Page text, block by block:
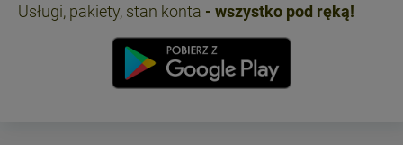
Usługi, pakiety, stan konta - wszystko pod ręką!